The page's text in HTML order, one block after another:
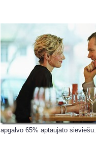
apgalvo 65% aptaujāto sieviešu.